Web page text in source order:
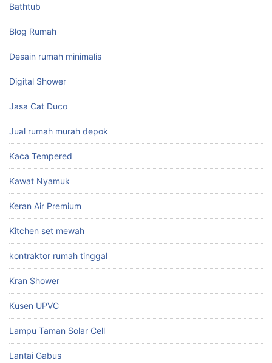
Bathtub
Blog Rumah
Desain rumah minimalis
Digital Shower
Jasa Cat Duco
Jual rumah murah depok
Kaca Tempered
Kawat Nyamuk
Keran Air Premium
Kitchen set mewah
kontraktor rumah tinggal
Kran Shower
Kusen UPVC
Lampu Taman Solar Cell
Lantai Gabus